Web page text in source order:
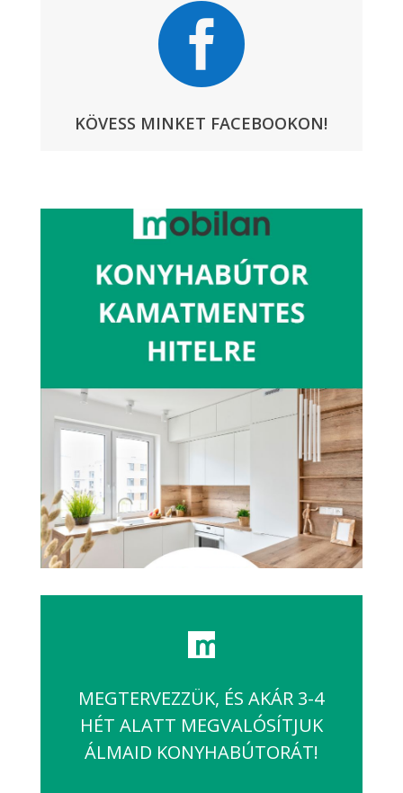

KÖVESS MINKET FACEBOOKON!
MEGTERVEZZÜK, ÉS AKÁR 3-4
HÉT ALATT MEGVALÓSÍTJUK
ÁLMAID KONYHABÚTORÁT!